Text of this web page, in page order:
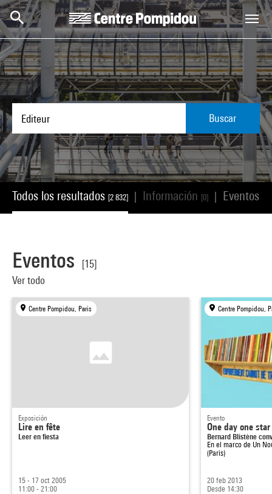
Skip to main content
Centre Pompidou
Buscar
Todos los resultados [2 832] Información [0] Eventos
Eventos
[15]
Ver todo
Centre Pompidou, Paris
Exposición
Lire en fête
Leer en fiesta
15 - 17 oct 2005
11:00 - 21:00
Centre Pompidou,
Evento
One day one
Bernard Blistène
En el marco de Un
(Paris)
20 feb 2013
Desde 14:30